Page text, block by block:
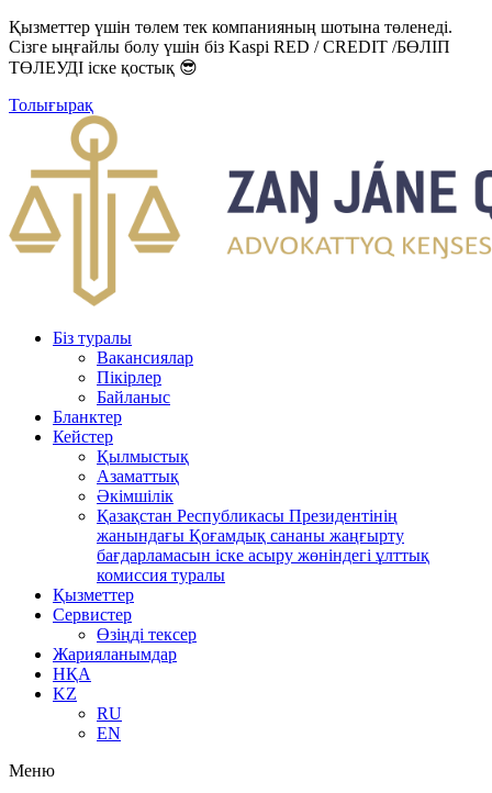
Қызметтер үшін төлем тек компанияның шотына төленеді.
Сізге ыңғайлы болу үшін біз Kaspi RED / CREDIT /БӨЛІП
ТӨЛЕУДІ іске қостық 😎
Толығырақ
Біз туралы
Вакансиялар
Пікірлер
Байланыс
Бланктер
Кейстер
Қылмыстық
Азаматтық
Әкімшілік
Қазақстан Республикасы Президентінің
жанындағы Қоғамдық сананы жаңғырту
бағдарламасын іске асыру жөніндегі ұлттық
комиссия туралы
Қызметтер
Сервистер
Өзіңді тексер
Жарияланымдар
НҚА
KZ
RU
EN
Меню